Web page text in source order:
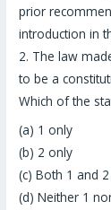
prior
introduction in
2. The law
to be a
Which of the
(a) 1 only
(b) 2 only
(c) Both 1 and 2
(d) Neither 1